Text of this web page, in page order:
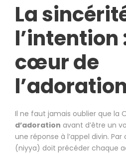
La
l’intention
cœur de
l’adoration
Il ne faut jamais oublier que la
d’adoration avant d’être un
une réponse à l’appel divin.
(niyya) doit précéder chaque